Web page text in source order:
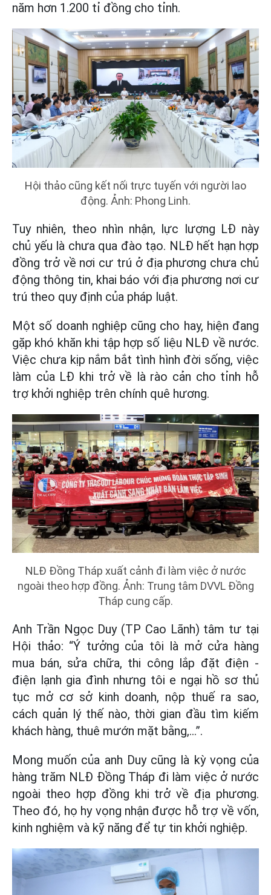
năm hơn 1.200 tỉ đồng cho tỉnh.
Hội thảo cũng kết nối trực tuyến với người lao
động. Ảnh: Phong Linh.
Tuy nhiên, theo nhìn nhận, lực lượng LĐ này
chủ yếu là chưa qua đào tạo. NLĐ hết hạn hợp
đồng trở về nơi cư trú ở địa phương chưa chủ
động thông tin, khai báo với địa phương nơi cư
trú theo quy định của pháp luật.
Một số doanh nghiệp cũng cho hay, hiện đang
gặp khó khăn khi tập hợp số liệu NLĐ về nước.
Việc chưa kịp nắm bắt tình hình đời sống, việc
làm của LĐ khi trở về là rào cản cho tỉnh hỗ
trợ khởi nghiệp trên chính quê hương.
NLĐ Đồng Tháp xuất cảnh đi làm việc ở nước
ngoài theo hợp đồng. Ảnh: Trung tâm DVVL Đồng
Tháp cung cấp.
Anh Trần Ngọc Duy (TP Cao Lãnh) tâm tư tại
Hội thảo: “Ý tưởng của tôi là mở cửa hàng
mua bán, sửa chữa, thi công lắp đặt điện -
điện lạnh gia đình nhưng tôi e ngại hồ sơ thủ
tục mở cơ sở kinh doanh, nộp thuế ra sao,
cách quản lý thế nào, thời gian đầu tìm kiếm
khách hàng, thuê mướn mặt bằng,...”.
Mong muốn của anh Duy cũng là kỳ vọng của
hàng trăm NLĐ Đồng Tháp đi làm việc ở nước
ngoài theo hợp đồng khi trở về địa phương.
Theo đó, họ hy vọng nhận được hỗ trợ về vốn,
kinh nghiệm và kỹ năng để tự tin khởi nghiệp.